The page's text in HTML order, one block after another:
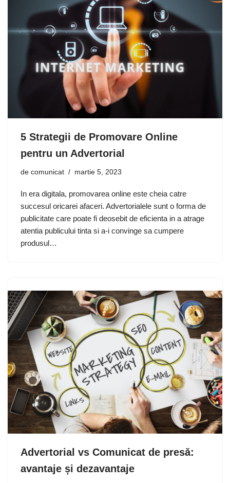
5 Strategii de Promovare Online
pentru un Advertorial
de comunicat martie 5, 2023
In era digitala, promovarea online este cheia catre
succesul oricarei afaceri. Advertorialele sunt o forma de
publicitate care poate fi deosebit de eficienta in a atrage
atentia publicului tinta si a-i convinge sa cumpere
produsul…
Advertorial vs Comunicat de presă:
avantaje și dezavantaje